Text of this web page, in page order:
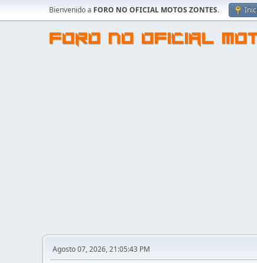
Bienvenido a FORO NO OFICIAL MOTOS ZONTES.
FORO NO OFICIAL
Agosto 07, 2026, 21:05:43 PM